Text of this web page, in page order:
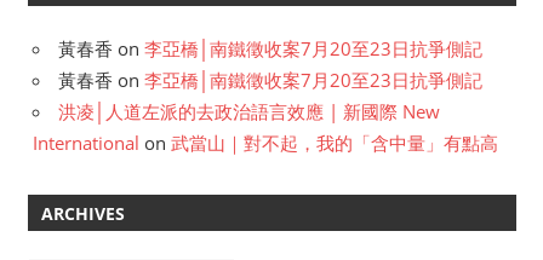
黃春香 on 李亞橋│南鐵徵收案7月20至23日抗爭側記
黃春香 on 李亞橋│南鐵徵收案7月20至23日抗爭側記
洪凌│人道左派的去政治語言效應 | 新國際 New
International on 武當山｜對不起，我的「含中量」有點高
ARCHIVES